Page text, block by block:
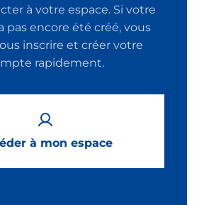
à votre espace. Si votre
pas encore été créé, vous
inscrire et créer votre
rapidement.
à mon espace